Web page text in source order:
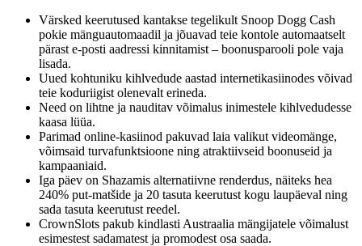
Värsked keerutused kantakse tegelikult Snoop Dogg Cash
pokie mänguautomaadil ja jõuavad teie kontole automaatselt
pärast e-posti aadressi kinnitamist – boonusparooli pole vaja
lisada.
Uued kohtuniku kihlvedude aastad internetikasiinodes võivad
teie koduriigist olenevalt erineda.
Need on lihtne ja nauditav võimalus inimestele kihlvedudesse
kaasa lüüa.
Parimad online-kasiinod pakuvad laia valikut videomänge,
võimsaid turvafunktsioone ning atraktiivseid boonuseid ja
kampaaniaid.
Iga päev on Shazamis alternatiivne renderdus, näiteks hea
240% put-matšide ja 20 tasuta keerutust kogu laupäeval ning
sada tasuta keerutust reedel.
CrownSlots pakub kindlasti Austraalia mängijatele võimalust
esimestest sadamatest ja promodest osa saada.